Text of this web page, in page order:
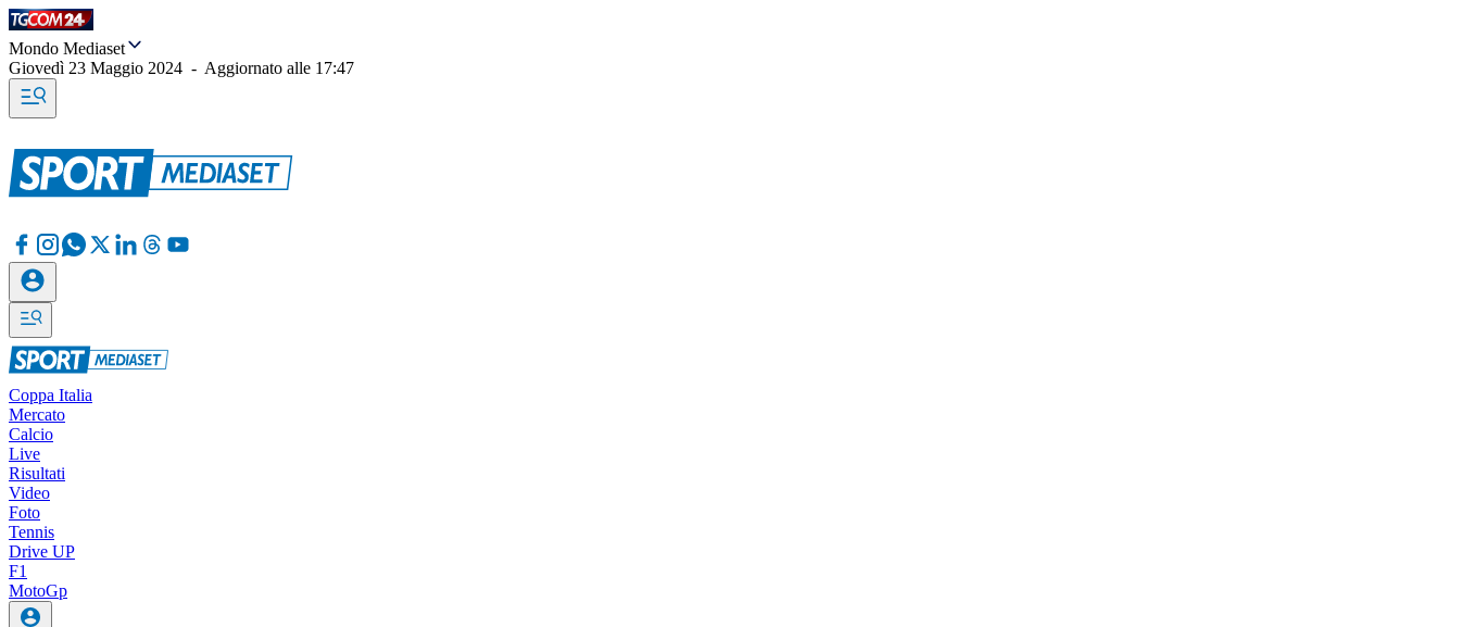
Mondo Mediaset
Giovedì 23 Maggio 2024 - Aggiornato alle 17:47
Coppa Italia
Mercato
Calcio
Live
Risultati
Video
Foto
Tennis
Drive UP
F1
MotoGp